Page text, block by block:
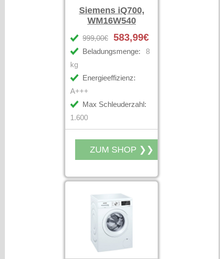
Siemens iQ700,
WM16W540
999,00€ 583,99€
Beladungsmenge:
8
kg
Energieeffizienz:
A+++
Max Schleuderzahl:
1.600